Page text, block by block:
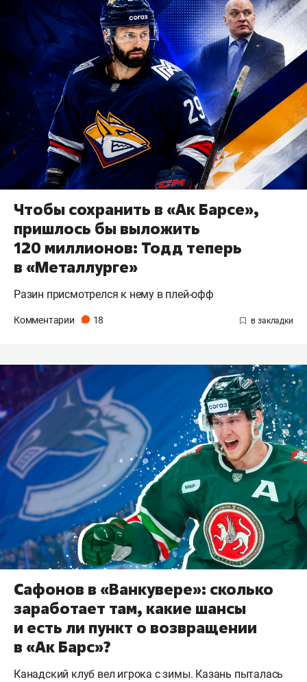
Чтобы сохранить в «Ак Барсе»,
пришлось бы выложить
120 миллионов: Тодд теперь
в «Металлурге»
Разин присмотрелся к нему в плей-офф
Комментарии 18
Сафонов в «Ванкувере»: сколько
заработает там, какие шансы
и есть ли пункт о возвращении
в «Ак Барс»?
Канадский клуб вел игрока с зимы. Казань пыталась